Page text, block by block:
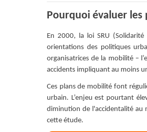
Pourquoi évaluer les
En 2000, la loi SRU
orientations des politiques
organisatrices de la mobilité –
accidents impliquant au moins
Ces plans de mobilité font
urbain. L’enjeu est pourtant
diminution de l'accidentalité au
cette étude.